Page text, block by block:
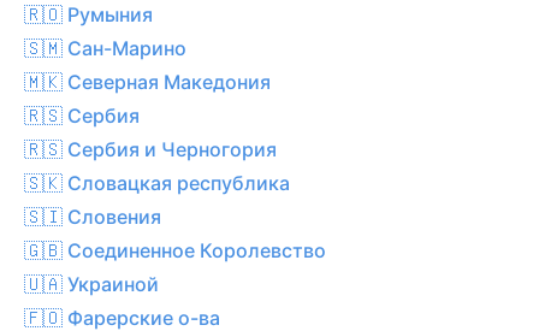
🇷🇴 Румыния
🇸🇲 Сан-Марино
🇲🇰 Северная Македония
🇷🇸 Сербия
🇷🇸 Сербия и Черногория
🇸🇰 Словацкая республика
🇸🇮 Словения
🇬🇧 Соединенное Королевство
🇺🇦 Украиной
🇫🇴 Фарерские о-ва